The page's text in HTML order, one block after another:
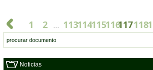
1 2 ... 113114115116117118
Noticias